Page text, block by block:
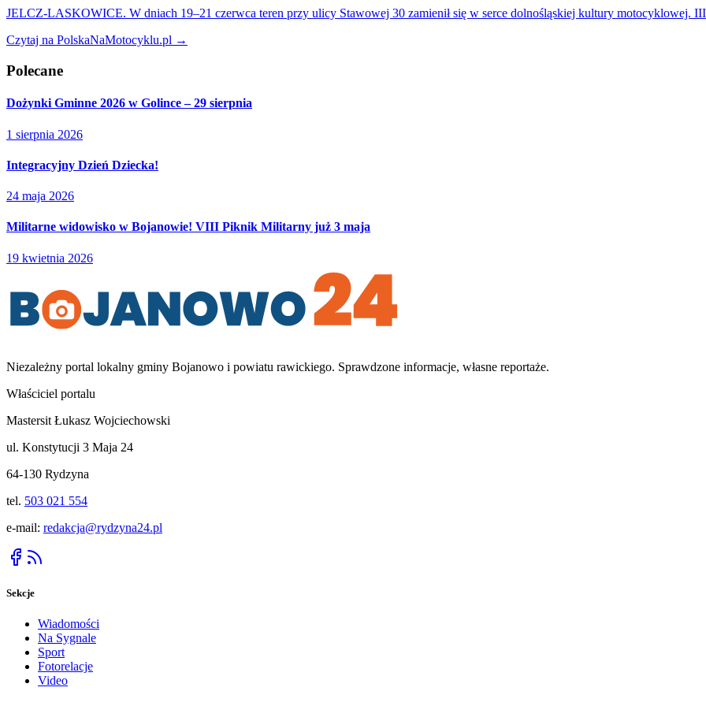
JELCZ-LASKOWICE. W dniach 19–21 czerwca teren przy ulicy Stawowej 30 zamienił się w serce dolnośląskiej kultury motocyklowej.
Czytaj na PolskaNaMotocyklu.pl →
Polecane
Dożynki Gminne 2026 w Golince – 29 sierpnia
1 sierpnia 2026
Integracyjny Dzień Dziecka!
24 maja 2026
Militarne widowisko w Bojanowie! VIII Piknik Militarny już 3 maja
19 kwietnia 2026
Niezależny portal lokalny gminy Bojanowo i powiatu rawickiego. Sprawdzone informacje, własne reportaże.
Właściciel portalu
Mastersit Łukasz Wojciechowski
ul. Konstytucji 3 Maja 24
64-130 Rydzyna
tel. 503 021 554
e-mail: redakcja@rydzyna24.pl
Sekcje
Wiadomości
Na Sygnale
Sport
Fotorelacje
Video